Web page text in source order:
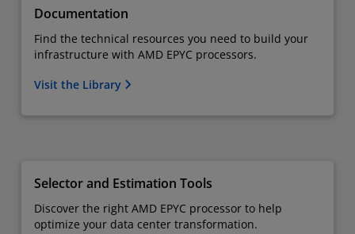
Documentation
Find the technical resources you need to build your
infrastructure with AMD EPYC processors.
Visit the Library
Selector and Estimation Tools
Discover the right AMD EPYC processor to help
optimize your data center transformation.